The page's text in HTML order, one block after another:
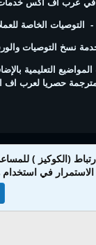
في عرب اف اكس
- التوصيات الخاصة
نسخ التوصيات
التعليمية
حصريا لعرب
XenForo Ltd.
جميع الحقوق
(الكوكيز )
في استخدام